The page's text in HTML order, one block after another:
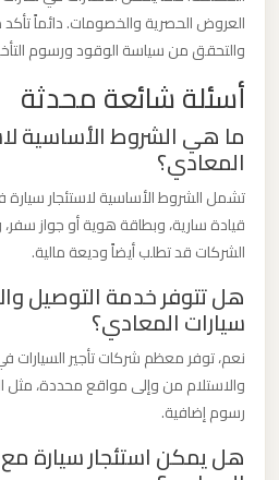
العروض الحصرية والخصومات. دائماً تأكد
والتحقق من سياسة الوقود ورسوم
أسئلة شائعة محدثة
ما هي الشروط الأساسية
المعادي؟
تشمل الشروط الأساسية لاستئجار
قيادة سارية، وبطاقة هوية أو جواز
الشركات قد تطلب أيضاً وديعة مالية.
هل تتوفر خدمة التوصيل
سيارات المعادي؟
نعم، توفر معظم شركات تأجير
والاستلام من وإلى مواقع محددة، مثل
رسوم إضافية.
هل يمكن استئجار سيارة
ليموزين
مطار
العلمين
الجديدة
ليموزين
مطار
العلمين
ليموزين
مطار
العالمين
ليموزين